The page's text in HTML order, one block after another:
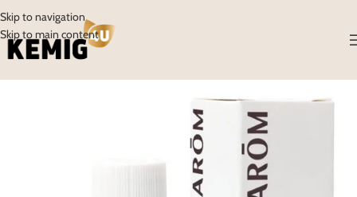
Skip to navigation
Skip to main content